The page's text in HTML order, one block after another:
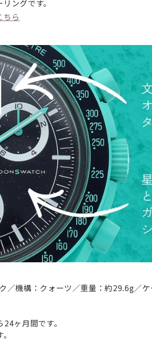
ングです。
ちら
／機構：クォーツ／重量：約29.6g／
ヶ月間です。